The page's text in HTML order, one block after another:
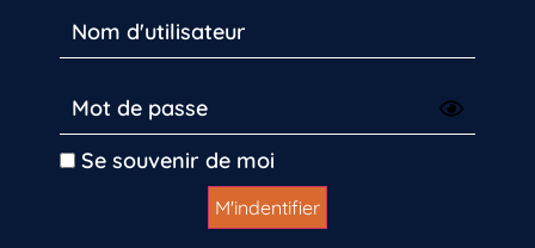
Se souvenir de moi